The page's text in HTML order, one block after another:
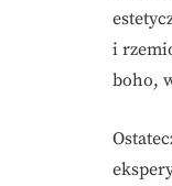
i
boho,